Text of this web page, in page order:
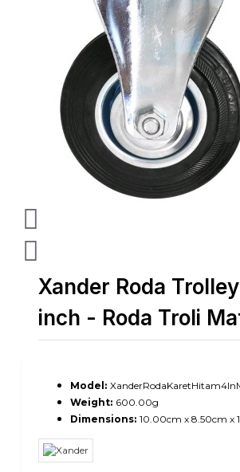
Xander Roda
inch - Roda Troli
Model:
Weight: 600.00g
Dimensions: 10.00cm x 8.50cm x